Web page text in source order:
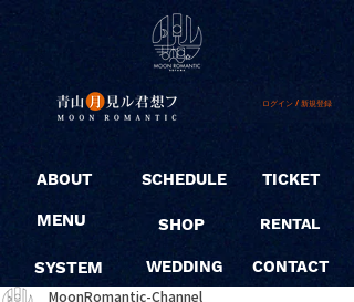
ログイン / 新規登録
ABOUT
MENU
SYSTEM
SCHEDULE
SHOP
WEDDING
TICKET
RENTAL
CONTACT
MoonRomantic-Channel